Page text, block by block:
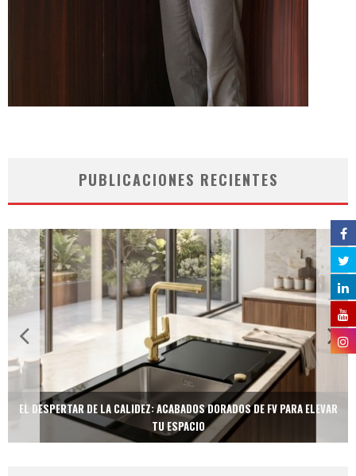
PUBLICACIONES RECIENTES
EL DESPERTAR DE LA CALIDEZ: ACABADOS DORADOS DE FV PARA ELEVAR
TU ESPACIO